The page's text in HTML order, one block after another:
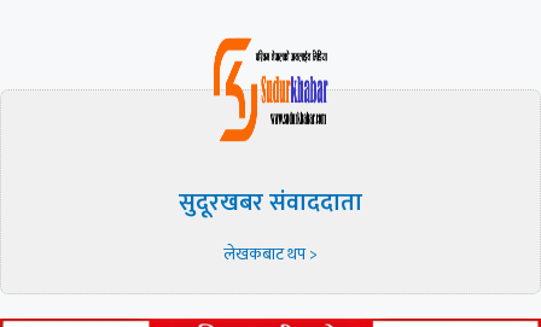
सुदूरखबर संवाददाता
लेखकबाट थप >